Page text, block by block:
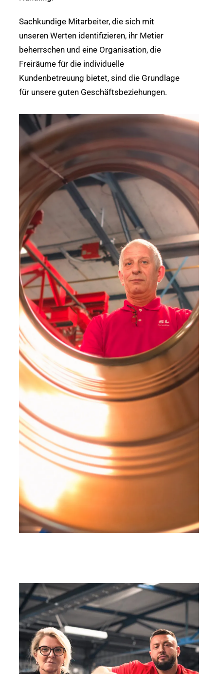
Sachkundige Mitarbeiter, die sich mit
unseren Werten identifizieren, ihr Metier
beherrschen und eine Organisation, die
Freiräume für die individuelle
Kundenbetreuung bietet, sind die Grundlage
für unsere guten Geschäftsbeziehungen.